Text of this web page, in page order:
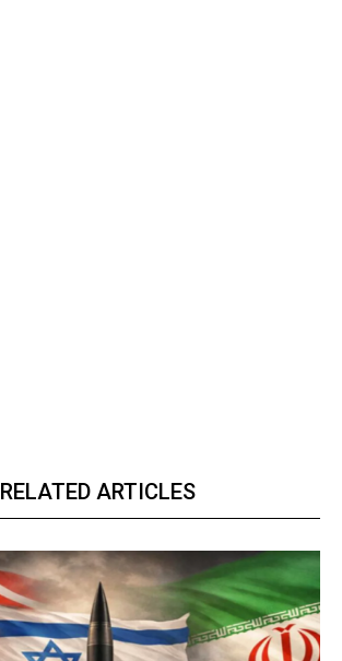
RELATED ARTICLES